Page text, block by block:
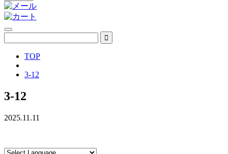
TOP
3-12
3-12
2025.11.11